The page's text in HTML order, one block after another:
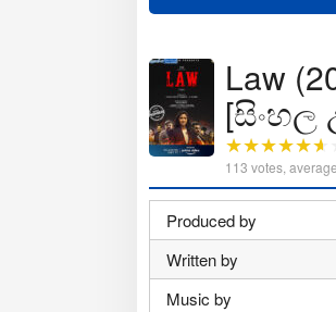
Law
[සිංහල
113 votes, average
Produced by
Written by
Music by